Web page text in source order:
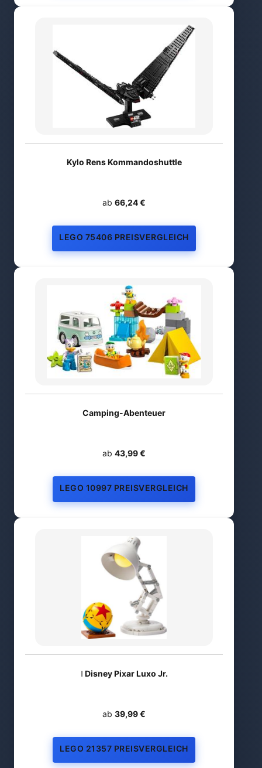
Kylo Rens Kommandoshuttle
ab 66,24 €
LEGO 75406 PREISVERGLEICH
Camping-Abenteuer
ab 43,99 €
LEGO 10997 PREISVERGLEICH
ǀ Disney Pixar Luxo Jr.
ab 39,99 €
LEGO 21357 PREISVERGLEICH